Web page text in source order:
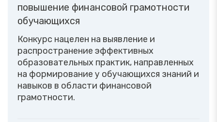
повышение финансовой грамотности
обучающихся
Конкурс нацелен на выявление и
распространение эффективных
образовательных практик, направленных
на формирование у обучающихся знаний и
навыков в области финансовой
грамотности.